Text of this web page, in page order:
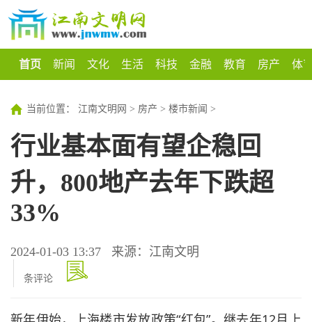
首页 新闻 文化 生活 科技 金融 教育 房产 体
当前位置： 江南文明网 > 房产 > 楼市新闻 >
行业基本面有望企稳回
升，800地产去年下跌超
33%
2024-01-03 13:37 来源：江南文明
条评论